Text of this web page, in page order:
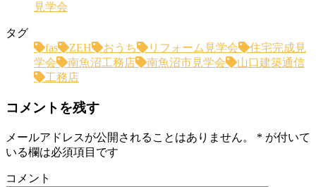
見学会
タグ
fas
ZEH おうち リフォーム見学会
住宅完成見
学会
南魚沼工務店 南魚沼市見学会
山口建築通信
工務店
コメントを残す
メールアドレスが公開されることはありません。 * が付いて
いる欄は必須項目です
コメント